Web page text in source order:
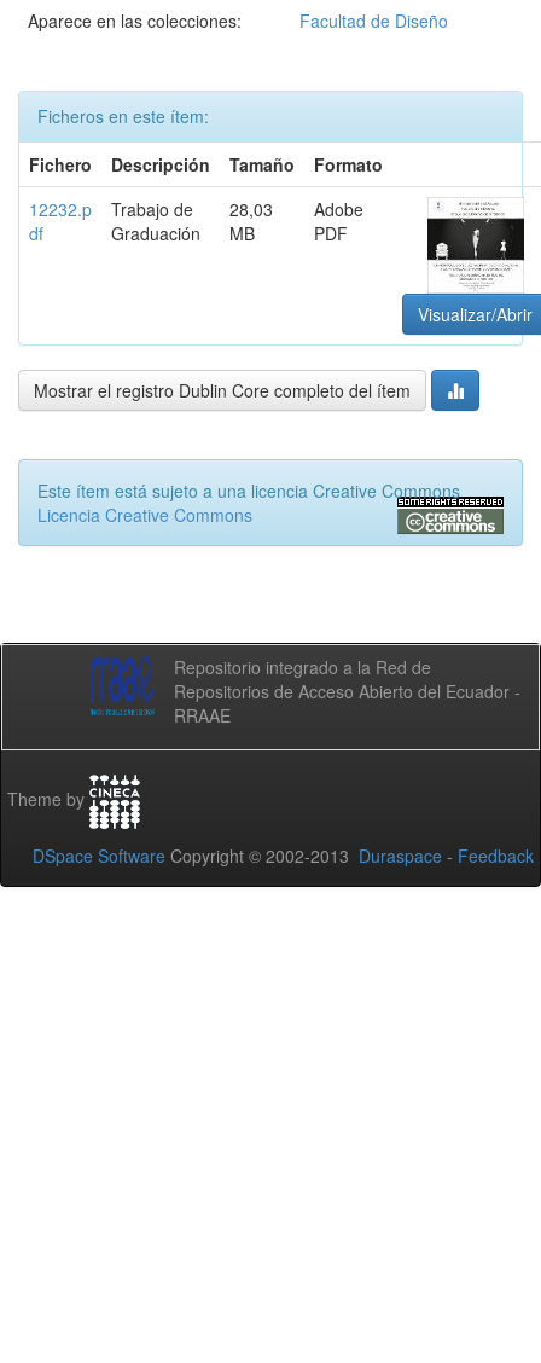
Aparece en las colecciones:
Facultad de Diseño
Ficheros en este ítem:
Fichero
Descripción Tamaño
Formato
12232.p
df
Trabajo de
Graduación
28,03
MB
Adobe
PDF
Visualizar/Abrir
Mostrar el registro Dublin Core completo del ítem
Este ítem está sujeto a una licencia Creative Commons
Licencia Creative Commons
Repositorio integrado a la Red de
Repositorios de Acceso Abierto del Ecuador -
RRAAE
Theme by
DSpace Software Copyright © 2002-2013 Duraspace - Feedback